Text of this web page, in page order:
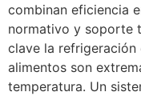
combinan eficiencia
normativo y soporte
clave la refrigeración
alimentos son
temperatura. Un